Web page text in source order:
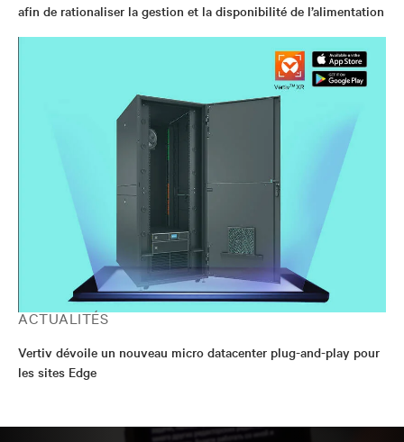
afin de rationaliser la gestion et la disponibilité de l’alimentation
ACTUALITÉS
Vertiv dévoile un nouveau micro datacenter plug-and-play pour
les sites Edge